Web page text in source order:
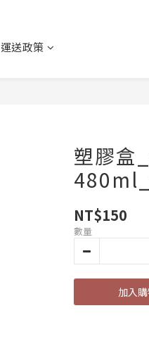
運送政策
塑膠盒
NT$150
數量
加入